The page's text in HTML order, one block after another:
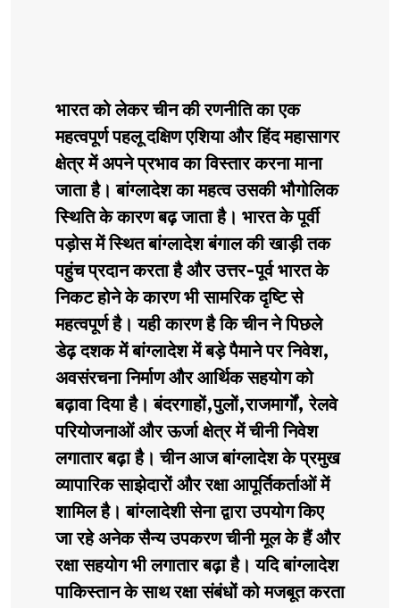
भारत को लेकर चीन की रणनीति का एक
महत्वपूर्ण पहलू दक्षिण एशिया और हिंद महासागर
क्षेत्र में अपने प्रभाव का विस्तार करना माना
जाता है। बांग्लादेश का महत्व उसकी भौगोलिक
स्थिति के कारण बढ़ जाता है। भारत के पूर्वी
पड़ोस में स्थित बांग्लादेश बंगाल की खाड़ी तक
पहुंच प्रदान करता है और उत्तर-पूर्व भारत के
निकट होने के कारण भी सामरिक दृष्टि से
महत्वपूर्ण है। यही कारण है कि चीन ने पिछले
डेढ़ दशक में बांग्लादेश में बड़े पैमाने पर निवेश,
अवसंरचना निर्माण और आर्थिक सहयोग को
बढ़ावा दिया है। बंदरगाहों,पुलों,राजमार्गों, रेलवे
परियोजनाओं और ऊर्जा क्षेत्र में चीनी निवेश
लगातार बढ़ा है। चीन आज बांग्लादेश के प्रमुख
व्यापारिक साझेदारों और रक्षा आपूर्तिकर्ताओं में
शामिल है। बांग्लादेशी सेना द्वारा उपयोग किए
जा रहे अनेक सैन्य उपकरण चीनी मूल के हैं और
रक्षा सहयोग भी लगातार बढ़ा है। यदि बांग्लादेश
पाकिस्तान के साथ रक्षा संबंधों को मजबूत करता